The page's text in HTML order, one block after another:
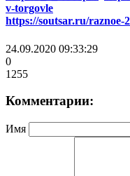
v-torgovle
https://soutsar.ru/raznoe-
24.09.2020 09:33:29
0
1255
Комментарии:
Имя